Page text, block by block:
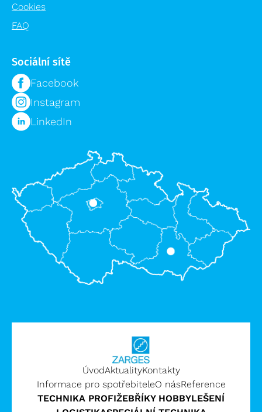
Cookies
FAQ
Sociální sítě
Facebook
Instagram
LinkedIn
TECHNIKA PROFIŽEBŘÍKY HOBBYLEŠENÍ
ÚvodAktualityKontakty
Informace pro spotřebiteleO násReference